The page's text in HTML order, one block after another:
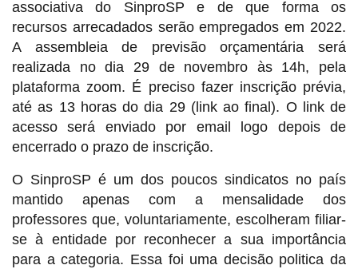
associativa do SinproSP e de que forma os
recursos arrecadados serão empregados em 2022.
A assembleia de previsão orçamentária será
realizada no dia 29 de novembro às 14h, pela
plataforma zoom. É preciso fazer inscrição prévia,
até as 13 horas do dia 29 (link ao final). O link de
acesso será enviado por email logo depois de
encerrado o prazo de inscrição.
O SinproSP é um dos poucos sindicatos no país
mantido apenas com a mensalidade dos
professores que, voluntariamente, escolheram filiar-
se à entidade por reconhecer a sua importância
para a categoria. Essa foi uma decisão politica da